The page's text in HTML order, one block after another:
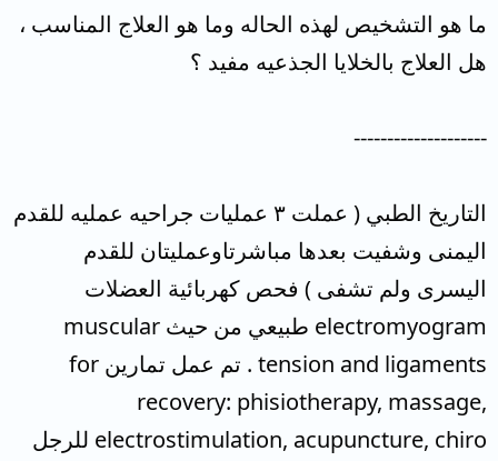
ما هو التشخيص لهذه الحاله وما هو العلاج المناسب ،
هل العلاج بالخلايا الجذعيه مفيد ؟
--------------------
التاريخ الطبي ( عملت ٣ عمليات جراحيه عمليه للقدم
اليمنى وشفيت بعدها مباشرتاوعمليتان للقدم
اليسرى ولم تشفى ) فحص كهربائية العضلات
electromyogram طبيعي من حيث muscular
tension and ligaments . تم عمل تمارين for
recovery: phisiotherapy, massage,
electrostimulation, acupuncture, chiro للرجل